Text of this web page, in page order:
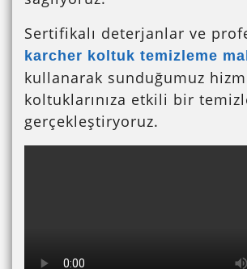
Sertifikalı deterjanlar ve
karcher koltuk temizleme
kullanarak sunduğumuz
koltuklarınıza etkili bir
gerçekleştiryoruz.